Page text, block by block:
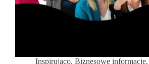
Inspirująco, Biznesowe informacje,